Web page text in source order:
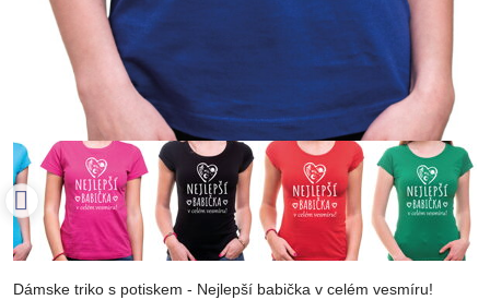
Dámske triko s potiskem - Nejlepší babička v celém vesmíru!